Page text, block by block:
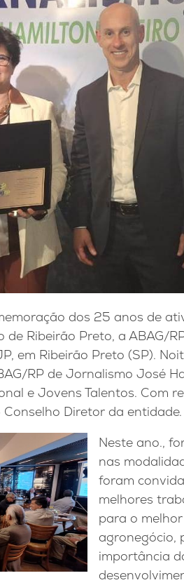
dos 25 anos de
Ribeirão Preto, a ABAG/
em Ribeirão Preto (SP).
RP de Jornalismo José
e Jovens Talentos. Com
Diretor da entidade.
Neste ano.,
nas
foram
melhores
para o
agronegócio,
importância